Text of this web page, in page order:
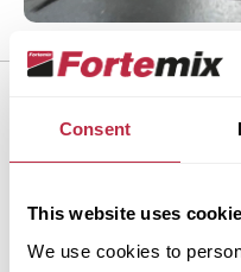
Consent
This website uses
We use cookies to
Jak
Dlaždice Fortelock